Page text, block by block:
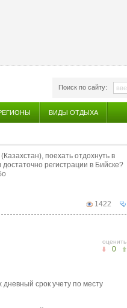
Поиск по сайту:
ВИДЫ ОТДЫХА
поехать отдохнуть в
регистрации в Бийске?
1422
оценить
0
срок учету по месту